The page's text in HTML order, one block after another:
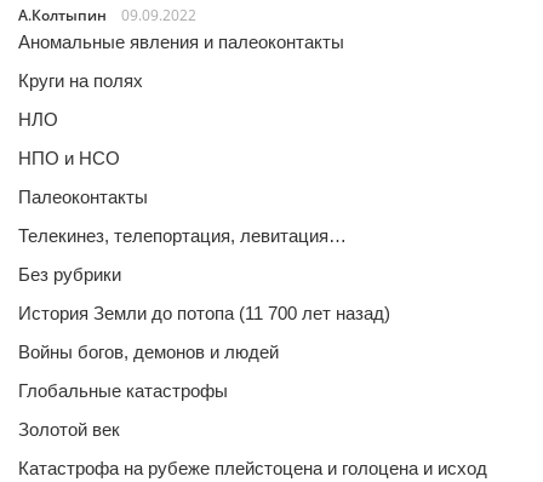
А.Колтыпин
09.09.2022
Аномальные явления и палеоконтакты
Круги на полях
НЛО
НПО и НСО
Палеоконтакты
Телекинез, телепортация, левитация…
Без рубрики
История Земли до потопа (11 700 лет назад)
Войны богов, демонов и людей
Глобальные катастрофы
Золотой век
Катастрофа на рубеже плейстоцена и голоцена и исход